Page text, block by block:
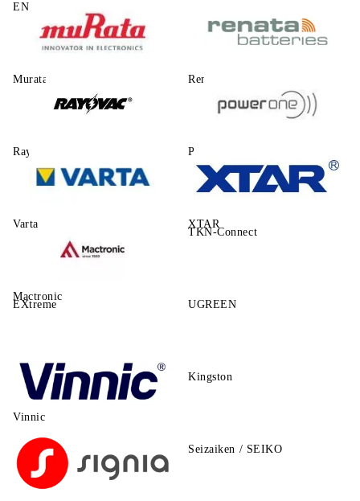
ENERGIZER
Murata Renata
Rayovac Power One
Varta XTAR
Mactronic
TKN-Connect
EXtreme UGREEN
Vinnic
Kingston
Seizaiken / SEIKO